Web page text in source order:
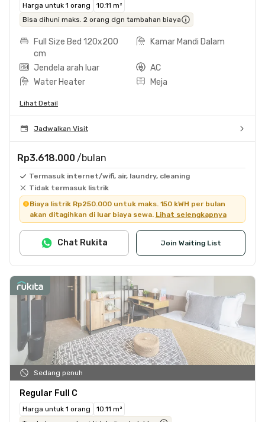
Harga untuk 1 orang
10.11 m²
Bisa dihuni maks. 2 orang dgn tambahan biaya
Full Size Bed 120x200
cm
Kamar Mandi Dalam
Jendela arah luar
AC
Water Heater
Meja
Lihat Detail
Jadwalkan Visit
Rp3.618.000 /bulan
Termasuk internet/wifi, air, laundry, cleaning
Tidak termasuk listrik
Biaya listrik Rp250.000 untuk maks. 150 kWH per bulan
akan ditagihkan di luar biaya sewa. Lihat selengkapnya
Join Waiting List
Chat Rukita
Sedang penuh
Regular Full C
Harga untuk 1 orang
10.11 m²